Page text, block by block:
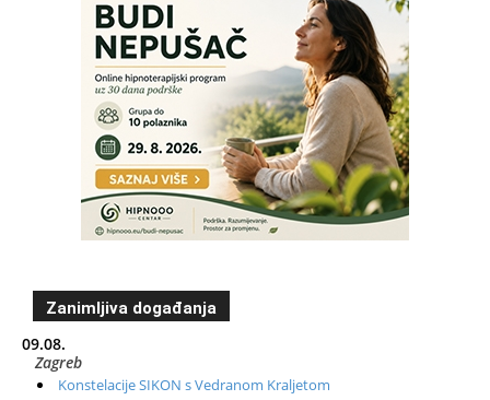
Zanimljiva događanja
09.08.
Zagreb
Konstelacije SIKON s Vedranom Kraljetom